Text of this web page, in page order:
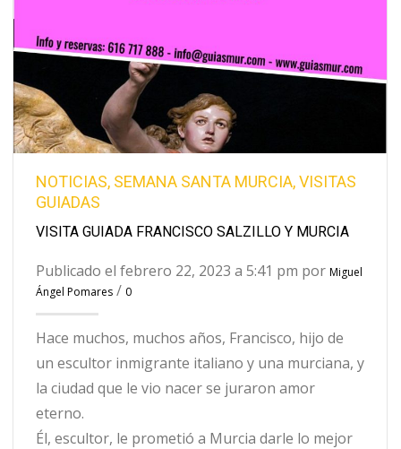
NOTICIAS, SEMANA SANTA MURCIA,VISITAS
GUIADAS
VISITA GUIADA FRANCISCO SALZILLO Y MURCIA
Publicado el febrero 22, 2023 a 5:41 pm por Miguel
Ángel Pomares / 0
Hace muchos, muchos años, Francisco, hijo de
un escultor inmigrante italiano y una murciana, y
la ciudad que le vio nacer se juraron amor
eterno.
Él, escultor, le prometió a Murcia darle lo mejor